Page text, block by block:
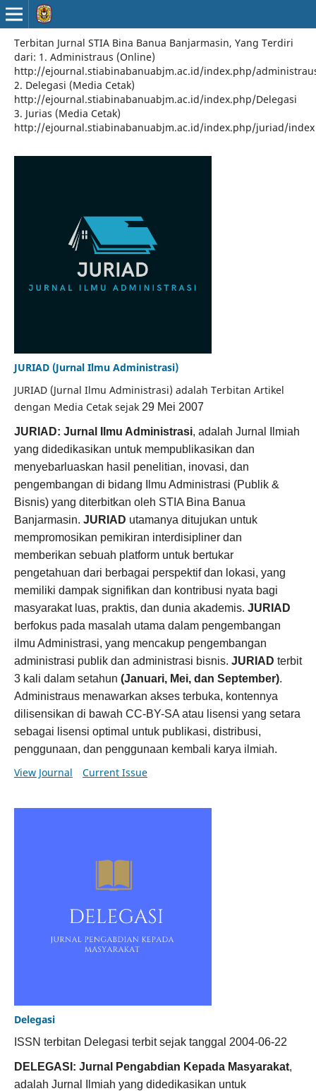
Terbitan Jurnal STIA Bina Banua Banjarmasin, Yang Terdiri
dari: 1. Administraus (Online)
http://ejournal.stiabinabanuabjm.ac.id/index.php/
2. Delegasi (Media Cetak)
http://ejournal.stiabinabanuabjm.ac.id/index.php/Delegasi
3. Jurias (Media Cetak)
http://ejournal.stiabinabanuabjm.ac.id/index.php/juriad/index
JURIAD (Jurnal Ilmu Administrasi)
JURIAD (Jurnal Ilmu Administrasi) adalah Terbitan Artikel
dengan Media Cetak sejak 29 Mei 2007
JURIAD: Jurnal Ilmu Administrasi, adalah Jurnal Ilmiah
yang didedikasikan untuk mempublikasikan dan
menyebarluaskan hasil penelitian, inovasi, dan
pengembangan di bidang Ilmu Administrasi (Publik &
Bisnis) yang diterbitkan oleh STIA Bina Banua
Banjarmasin. JURIAD utamanya ditujukan untuk
mempromosikan pemikiran interdisipliner dan
memberikan sebuah platform untuk bertukar
pengetahuan dari berbagai perspektif dan lokasi, yang
memiliki dampak signifikan dan kontribusi nyata bagi
masyarakat luas, praktis, dan dunia akademis. JURIAD
berfokus pada masalah utama dalam pengembangan
ilmu Administrasi, yang mencakup pengembangan
administrasi publik dan administrasi bisnis. JURIAD terbit
3 kali dalam setahun (Januari, Mei, dan September).
Administraus menawarkan akses terbuka, kontennya
dilisensikan di bawah CC-BY-SA atau lisensi yang setara
sebagai lisensi optimal untuk publikasi, distribusi,
penggunaan, dan penggunaan kembali karya ilmiah.
View Journal Current Issue
Delegasi
ISSN terbitan Delegasi terbit sejak tanggal 2004-06-22
DELEGASI: Jurnal Pengabdian Kepada Masyarakat,
adalah Jurnal Ilmiah yang didedikasikan untuk